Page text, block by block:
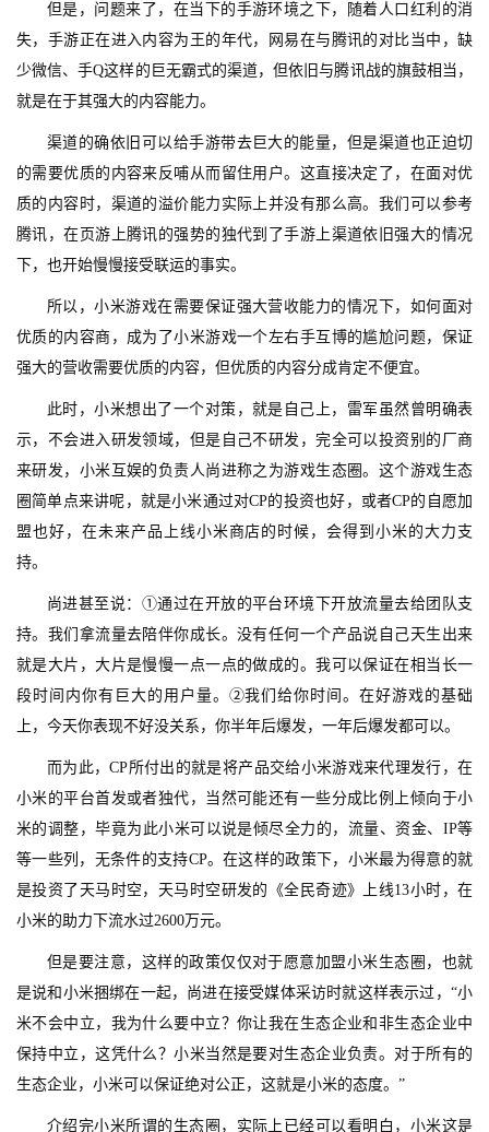
首
茶
原
创
游
业
界
手
游
戏
单
机
但是，问题来了，在当下的手游环境之下，随着人口红利的消
失，手游正在进入内容为王的年代，网易在与腾讯的对比当中，缺
少微信、手Q这样的巨无霸式的渠道，但依旧与腾讯战的旗鼓相当，
就是在于其强大的内容能力。
渠道的确依旧可以给手游带去巨大的能量，但是渠道也正迫切
的需要优质的内容来反哺从而留住用户。这直接决定了，在面对优
质的内容时，渠道的溢价能力实际上并没有那么高。我们可以参考
腾讯，在页游上腾讯的强势的独代到了手游上渠道依旧强大的情况
下，也开始慢慢接受联运的事实。
所以，小米游戏在需要保证强大营收能力的情况下，如何面对
优质的内容商，成为了小米游戏一个左右手互博的尴尬问题，保证
强大的营收需要优质的内容，但优质的内容分成肯定不便宜。
此时，小米想出了一个对策，就是自己上，雷军虽然曾明确表
示，不会进入研发领域，但是自己不研发，完全可以投资别的厂商
来研发，小米互娱的负责人尚进称之为游戏生态圈。这个游戏生态
圈简单点来讲呢，就是小米通过对CP的投资也好，或者CP的自愿加
盟也好，在未来产品上线小米商店的时候，会得到小米的大力支
持。
尚进甚至说：①通过在开放的平台环境下开放流量去给团队支
持。我们拿流量去陪伴你成长。没有任何一个产品说自己天生出来
就是大片，大片是慢慢一点一点的做成的。我可以保证在相当长一
段时间内你有巨大的用户量。②我们给你时间。在好游戏的基础
上，今天你表现不好没关系，你半年后爆发，一年后爆发都可以。
而为此，CP所付出的就是将产品交给小米游戏来代理发行，在
小米的平台首发或者独代，当然可能还有一些分成比例上倾向于小
米的调整，毕竟为此小米可以说是倾尽全力的，流量、资金、IP等
等一些列，无条件的支持CP。在这样的政策下，小米最为得意的就
是投资了天马时空，天马时空研发的《全民奇迹》上线13小时，在
小米的助力下流水过2600万元。
但是要注意，这样的政策仅仅对于愿意加盟小米生态圈，也就
是说和小米捆绑在一起，尚进在接受媒体采访时就这样表示过，“小
米不会中立，我为什么要中立？你让我在生态企业和非生态企业中
保持中立，这凭什么？小米当然是要对生态企业负责。对于所有的
生态企业，小米可以保证绝对公正，这就是小米的态度。”
介绍完小米所谓的生态圈，实际上已经可以看明白，小米这是